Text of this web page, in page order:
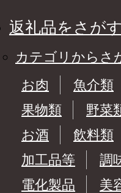
返礼品をさがす
カテゴリからさ
お肉
魚介類
果物類
野菜
お酒
飲料類
加工品等
調
電化製品
美